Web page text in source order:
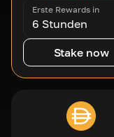
Erste Rewards in
6 Stunden
Stake now